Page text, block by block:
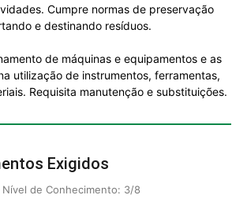
Cumpre normas de preservação
e destinando resíduos.
de máquinas e equipamentos e as
utilização de instrumentos, ferramentas,
Requisita manutenção e substituições.
Exigidos
Nível de Conhecimento: 3/8